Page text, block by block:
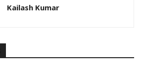
Kailash Kumar